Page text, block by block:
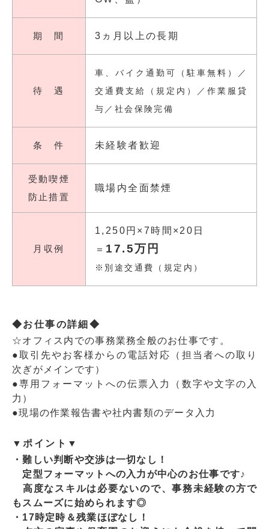
期 間 3ヵ月以上の長期
待 遇
車、バイク通勤可（駐車無料）／
交通費支給（規定内）／作業服貸
与／社会保険完備
条 件 未経験者歓迎
受動喫煙
防止措置
職場内全面禁煙
月収例
1,250円×7時間×20日
＝ 17.5万円
※別途交通費（規定内）
◆お仕事の詳細◆
☆オフィス内での事務業務全般のお仕事です。
●取引先やお客様からの電話対応（担当者への取り
次ぎがメインです）
●専用フォーマットへの伝票入力（数字や文字の入
力）
●現場の作業報告書や社内書類のデータ入力
▼ポイント▼
・難しい判断や交渉は一切なし！
定型フォーマットへの入力が中心のお仕事です♪
高度なスキルは必要ないので、事務未経験の方で
もスムーズに始められます◎
・17時定時＆残業ほぼなし！